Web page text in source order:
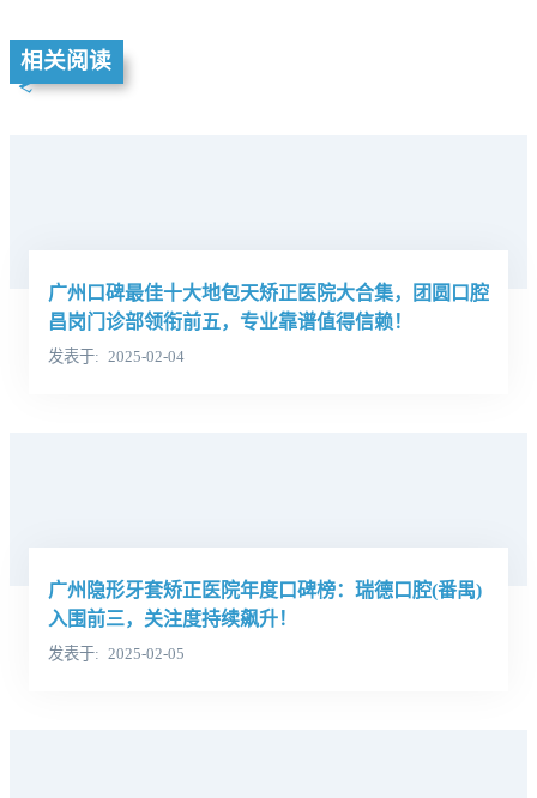
相关阅读
广州口碑最佳十大地包天矫正医院大合集，团圆口腔
昌岗门诊部领衔前五，专业靠谱值得信赖！
发表于 2025-02-04
广州隐形牙套矫正医院年度口碑榜：瑞德口腔(番禺)
入围前三，关注度持续飙升！
发表于 2025-02-05